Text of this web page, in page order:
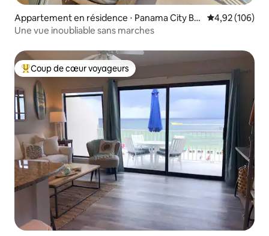
Appartement en résidence ⋅ Panama City Be
ach
Évaluation
4,92 (106)
Une vue inoubliable sans marches
Coups de cœur voyageurs les plus appréciés
Coup de cœur voyageurs